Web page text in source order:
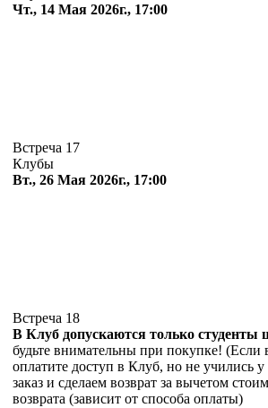
Чт., 14 Мая 2026г., 17:00
Встреча 17
Клубы
Вт., 26 Мая 2026г., 17:00
Встреча 18
В Клуб допускаются только
будьте внимательны при покупке! (Если
оплатите доступ в Клуб, но не учились
заказ и сделаем возврат за вычетом
возврата (зависит от способа оплаты)